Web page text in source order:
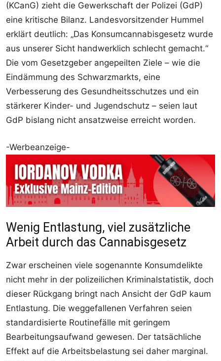
(KCanG) zieht die Gewerkschaft der Polizei (GdP)
eine kritische Bilanz. Landesvorsitzender Hummel
erklärt deutlich: „Das Konsumcannabisgesetz wurde
aus unserer Sicht handwerklich schlecht gemacht.“
Die vom Gesetzgeber angepeilten Ziele – wie die
Eindämmung des Schwarzmarkts, eine
Verbesserung des Gesundheitsschutzes und ein
stärkerer Kinder- und Jugendschutz – seien laut
GdP bislang nicht ansatzweise erreicht worden.
-Werbeanzeige-
Wenig Entlastung, viel zusätzliche
Arbeit durch das Cannabisgesetz
Zwar erscheinen viele sogenannte Konsumdelikte
nicht mehr in der polizeilichen Kriminalstatistik, doch
dieser Rückgang bringt nach Ansicht der GdP kaum
Entlastung. Die weggefallenen Verfahren seien
standardisierte Routinefälle mit geringem
Bearbeitungsaufwand gewesen. Der tatsächliche
Effekt auf die Arbeitsbelastung sei daher marginal.